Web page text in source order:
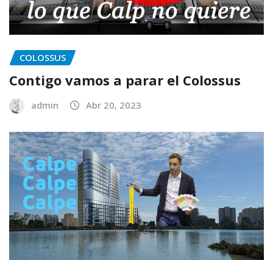
COLOSSUS
Contigo vamos a parar el Colossus
admin Abr 20, 2023